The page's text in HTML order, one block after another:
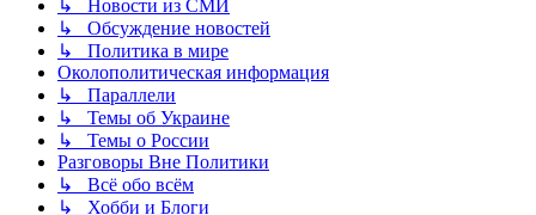
↳ Новости из СМИ
↳ Обсуждение новостей
↳ Политика в мире
Околополитическая информация
↳ Параллели
↳ Темы об Украине
↳ Темы о России
Разговоры Вне Политики
↳ Всё обо всём
↳ Хобби и Блоги